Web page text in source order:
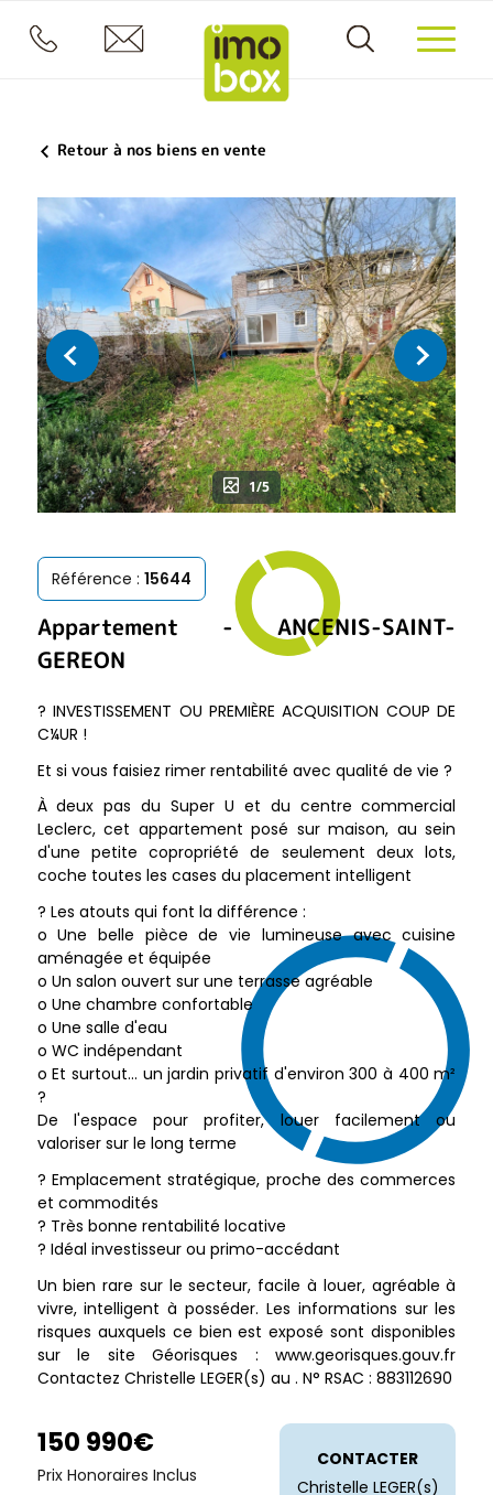
Retour à nos biens en vente
1/5
Appartement -ANCENIS-SAINT-
GEREON
Référence : 15644
? INVESTISSEMENT OU PREMIÈRE ACQUISITION COUP DE
C¼UR !
Et si vous faisiez rimer rentabilité avec qualité de vie ?
À deux pas du Super U et du centre commercial
Leclerc, cet appartement posé sur maison, au sein
d'une petite copropriété de seulement deux lots,
coche toutes les cases du placement intelligent
? Les atouts qui font la différence :
o Une belle pièce de vie lumineuse avec cuisine
aménagée et équipée
o Un salon ouvert sur une terrasse agréable
o Une chambre confortable
o Une salle d'eau
o WC indépendant
o Et surtout... un jardin privatif d'environ 300 à 400 m²
?
De l'espace pour profiter, louer facilement ou
valoriser sur le long terme
? Emplacement stratégique, proche des commerces
et commodités
? Très bonne rentabilité locative
? Idéal investisseur ou primo-accédant
Un bien rare sur le secteur, facile à louer, agréable à
vivre, intelligent à posséder. Les informations sur les
risques auxquels ce bien est exposé sont disponibles
sur le site Géorisques : www.georisques.gouv.fr
Contactez Christelle LEGER(s) au . N° RSAC : 883112690
150 990€
Prix Honoraires Inclus
CONTACTER
Christelle LEGER(s)